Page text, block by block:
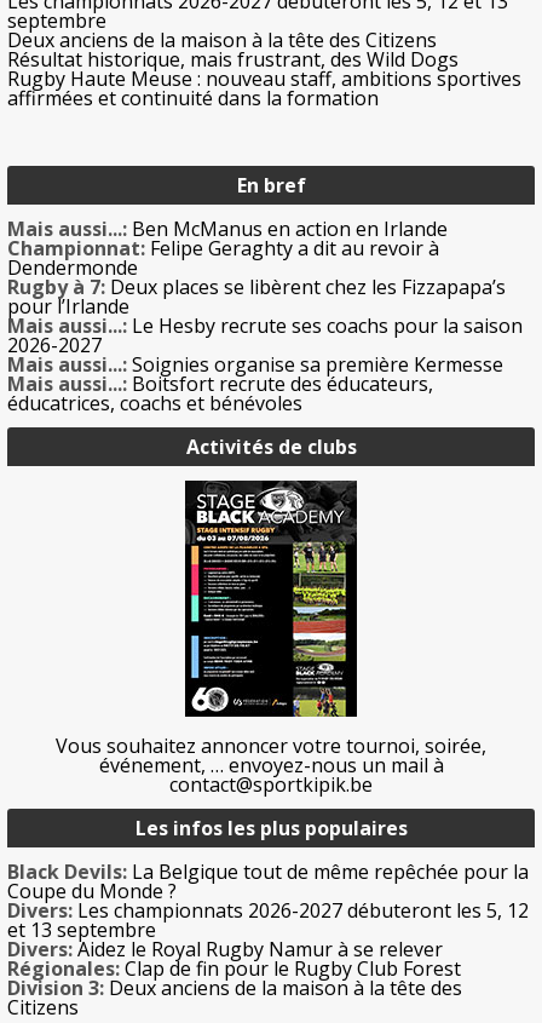
septembre
Deux anciens de la maison à la tête des Citizens
Résultat historique, mais frustrant, des Wild Dogs
Rugby Haute Meuse : nouveau staff, ambitions sportives
affirmées et continuité dans la formation
En bref
Mais aussi...: Ben McManus en action en Irlande
Championnat: Felipe Geraghty a dit au revoir à
Dendermonde
Rugby à 7: Deux places se libèrent chez les Fizzapapa’s
pour l’Irlande
Mais aussi...: Le Hesby recrute ses coachs pour la saison
2026-2027
Mais aussi...:Soignies organise sa première Kermesse
Mais aussi...: Boitsfort recrute des éducateurs,
éducatrices, coachs et bénévoles
Activités de clubs
Vous souhaitez annoncer votre tournoi, soirée,
événement, … envoyez-nous un mail à
contact@sportkipik.be
Les infos les plus populaires
Black Devils: La Belgique tout de même repêchée pour la
Coupe du Monde ?
Divers: Les championnats 2026-2027 débuteront les 5, 12
et 13 septembre
Divers:Aidez le Royal Rugby Namur à se relever
Régionales:Clap de fin pour le Rugby Club Forest
Division 3: Deux anciens de la maison à la tête des
Citizens